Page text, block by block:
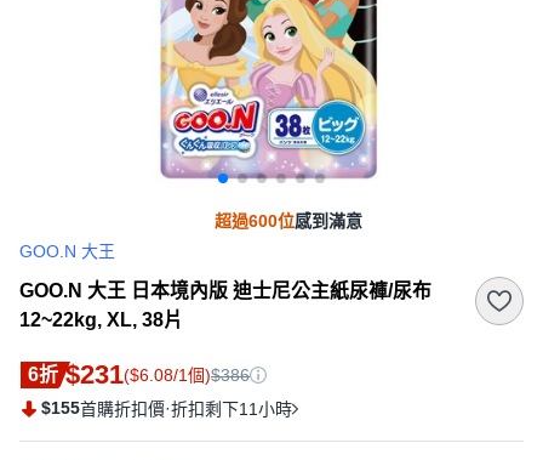
超過600位感到滿意
GOO.N 大王
GOO.N 大王 日本境內版 迪士尼公主紙尿褲/尿布
12~22kg, XL, 38片
6折 $231($6.08/1個)$386
$155首購折扣價·折扣剩下11小時